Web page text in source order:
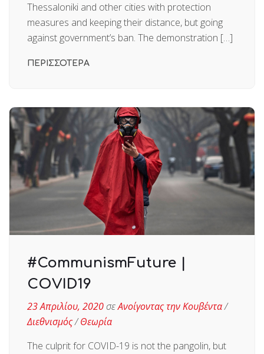
Thessaloniki and other cities with protection
measures and keeping their distance, but going
against government’s ban. The demonstration […]
ΠΕΡΙΣΣΟΤΕΡΑ
#CommunismFuture |
COVID19
23 Απριλίου, 2020σεΑνοίγοντας την Κουβέντα/
Διεθνισμός/Θεωρία
The culprit for COVID-19 is not the pangolin, but